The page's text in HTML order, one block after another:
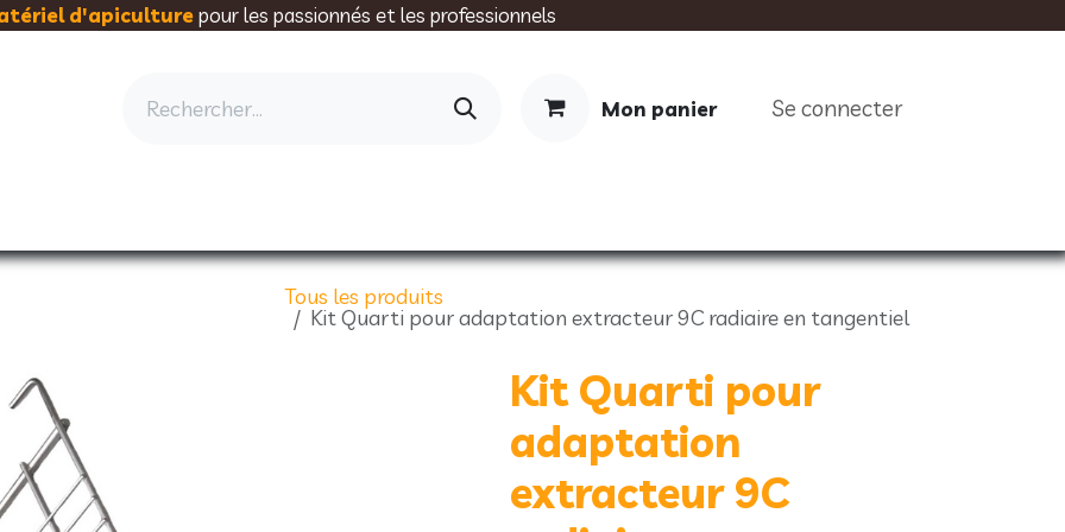
d'apiculturepour les passionnés et les professionnels
Mon panier Se connecter
Tous les produits
Kit Quarti pour adaptation extracteur 9C radiaire en tangentiel
Kit Quarti pour
adaptation
extracteur 9C